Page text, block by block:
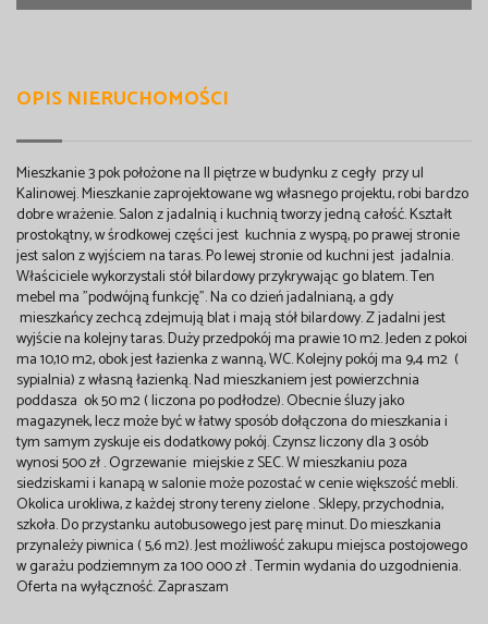
OPIS NIERUCHOMOŚCI
Mieszkanie 3 pok położone na II piętrze w budynku z cegły przy ul
Kalinowej. Mieszkanie zaprojektowane wg własnego projektu, robi bardzo
dobre wrażenie. Salon z jadalnią i kuchnią tworzy jedną całość. Kształt
prostokątny, w środkowej części jest kuchnia z wyspą, po prawej stronie
jest salon z wyjściem na taras. Po lewej stronie od kuchni jest jadalnia.
Właściciele wykorzystali stół bilardowy przykrywając go blatem. Ten
mebel ma "podwójną funkcję". Na co dzień jadalnianą, a gdy
mieszkańcy zechcą zdejmują blat i mają stół bilardowy. Z jadalni jest
wyjście na kolejny taras. Duży przedpokój ma prawie 10 m2. Jeden z pokoi
ma 10,10 m2, obok jest łazienka z wanną, WC. Kolejny pokój ma 9,4 m2 (
sypialnia) z własną łazienką. Nad mieszkaniem jest powierzchnia
poddasza ok 50 m2 ( liczona po podłodze). Obecnie śluzy jako
magazynek, lecz może być w łatwy sposób dołączona do mieszkania i
tym samym zyskuje eis dodatkowy pokój. Czynsz liczony dla 3 osób
wynosi 500 zł . Ogrzewanie miejskie z SEC. W mieszkaniu poza
siedziskami i kanapą w salonie może pozostać w cenie większość mebli.
Okolica urokliwa, z każdej strony tereny zielone . Sklepy, przychodnia,
szkoła. Do przystanku autobusowego jest parę minut. Do mieszkania
przynależy piwnica ( 5,6 m2). Jest możliwość zakupu miejsca postojowego
w garażu podziemnym za 100 000 zł . Termin wydania do uzgodnienia.
Oferta na wyłączność. Zapraszam